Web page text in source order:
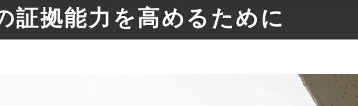
証拠能力を高めるために